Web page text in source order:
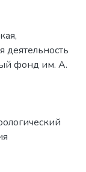
деятельность
фонд им. А.